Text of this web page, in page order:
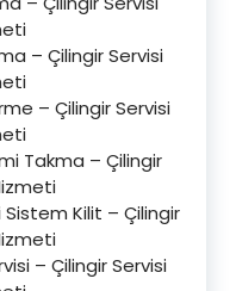
– Çilingir Servisi
– Çilingir Servisi
Takma – Çilingir
Kilit – Çilingir
– Çilingir Servisi